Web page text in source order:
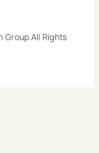
Group.All Rights